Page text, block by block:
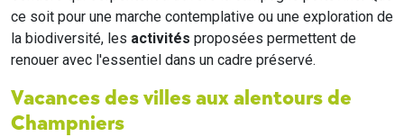
ce soit pour une marche contemplative ou une exploration de
la biodiversité, les activités proposées permettent de
renouer avec l'essentiel dans un cadre préservé.
Vacances des villes aux alentours de
Champniers